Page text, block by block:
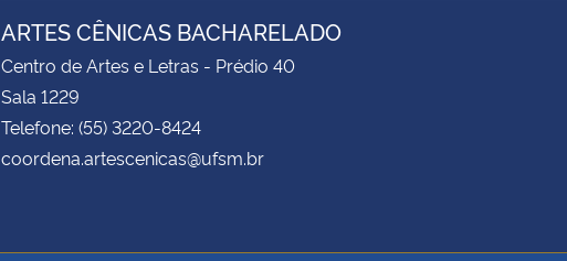
ARTES CÊNICAS BACHARELADO
Centro de Artes e Letras - Prédio 40
Sala 1229
Telefone: (55) 3220-8424
coordena.artescenicas@ufsm.br